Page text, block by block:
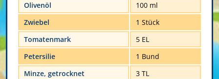
Olivenöl
100 ml
Zwiebel
1 Stück
Tomatenmark
5 EL
Petersilie
1 Bund
Minze, getrocknet
3 TL